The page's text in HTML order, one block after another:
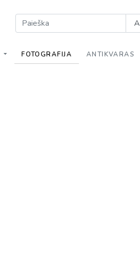
FOTOGRAFIJA ANTIKVARAS